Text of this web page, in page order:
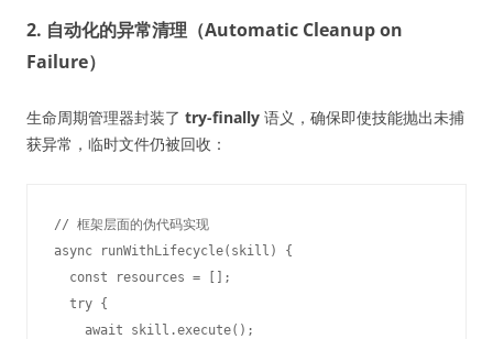
2. 自动化的异常清理（Automatic Cleanup on
Failure）
生命周期管理器封装了 try-finally 语义，确保即使技能抛出未捕
获异常，临时文件仍被回收：
// 框架层面的伪代码实现
async runWithLifecycle(skill) {
  const resources = [];
  try {
    await skill.execute();